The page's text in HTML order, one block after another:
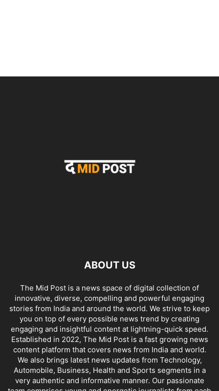
ABOUT US
The Mid Post is a news space of digital collection of
innovative, diverse, compelling and powerful engaging
stories from India and around the world. We strive to keep
you on top of every possible news trend by creating
engaging and insightful content at lightning-quick speed.
Established in 2022, The Mid Post is a fast growing news
content platform that covers news from India and world.
We also brings latest news updates from Technology,
Automobile, Business, Health and Sports segments in a
very authentic and informative manner. Our passionate